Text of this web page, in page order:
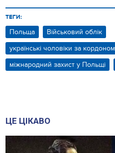
ТЕГИ:
Польща
Військовий облік
українські чоловіки за кордоном
міжнародний захист у Польщі
ЦЕ ЦІКАВО